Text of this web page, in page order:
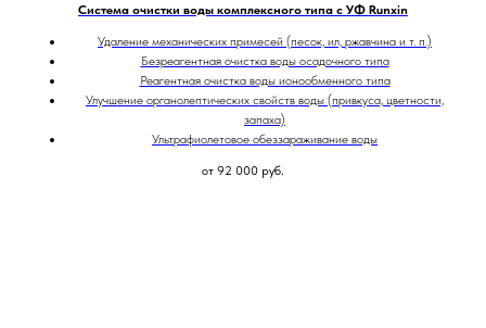
Система очистки воды комплексного типа с УФ Runxin
Удаление механических примесей (песок, ил, ржавчина и т. п.)
Безреагентная очистка воды осадочного типа
Реагентная очистка воды ионообменного типа
Улучшение органолептических свойств воды (привкуса, цветности,
запаха)
Ультрафиолетовое обеззараживание воды
от 92 000 руб.